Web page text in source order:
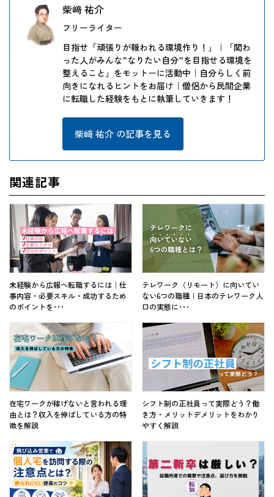
柴﨑 祐介
フリーライター
目指せ「頑張りが報われる環境作り！」｜「関わ
った人がみんな”なりたい自分”を目指せる環境を
整えること」をモットーに活動中｜自分らしく前
向きになれるヒントをお届け｜僧侶から民間企業
に転職した経験をもとに執筆していきます！
柴﨑 祐介 の記事を見る
関連記事
未経験から広報へ転職するには｜仕
事内容・必要スキル・成功するため
のポイントを･･･
テレワーク（リモート）に向いてい
ない6つの職種｜日本のテレワーク人
口の実態に･･･
在宅ワークが稼げないと言われる理
由とは？収入を伸ばしている方の特
徴を解説
シフト制の正社員って実際どう？働
き方・メリットデメリットをわかり
やすく解説